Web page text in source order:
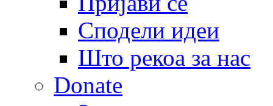
Сподели идеи
Што рекоа за нас
Donate